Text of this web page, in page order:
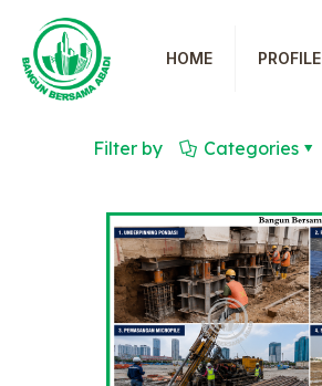
HOME PROFILE
Filter by Categories